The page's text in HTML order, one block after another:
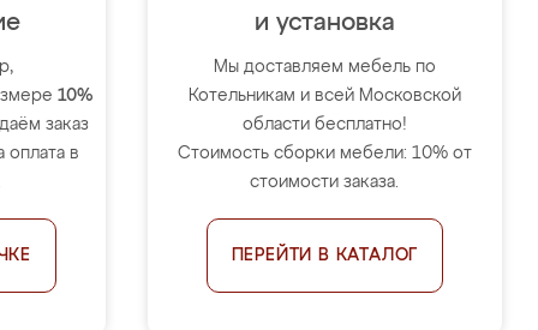
10%
заказ
оплата в
и установка
Мы доставляем мебель по
Котельникам и всей Московской
области бесплатно!
Стоимость сборки мебели: 10% от
стоимости заказа.
ПЕРЕЙТИ В КАТАЛОГ